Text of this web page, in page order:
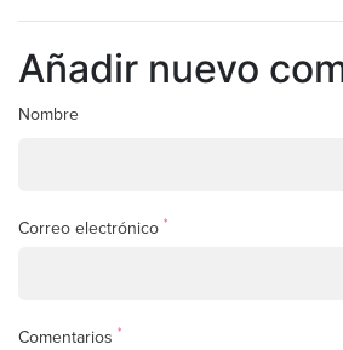
Añadir nuevo
Nombre
Correo electrónico *
Comentarios *